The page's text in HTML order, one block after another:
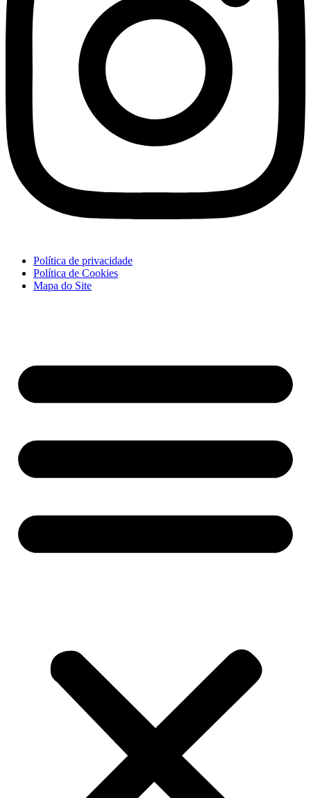
Política de privacidade
Política de Cookies
Mapa do Site